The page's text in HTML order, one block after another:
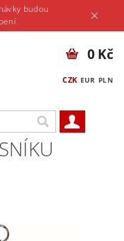
budou
CZK EUR PLN
0 Kč